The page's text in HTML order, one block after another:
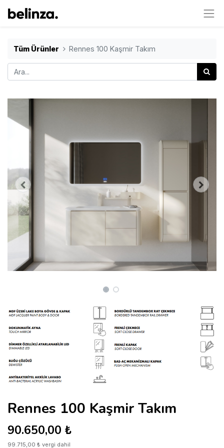
Tüm Ürünler Rennes 100 Kaşmir Takım
Rennes 100 Kaşmir Takım
90.650,00 ₺
99.715,00 ₺ vergi dahil